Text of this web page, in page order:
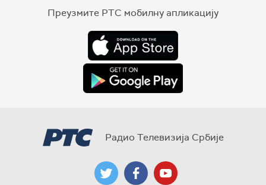
Преузмите РТС мобилну апликацију
Радио Телевизија Србије